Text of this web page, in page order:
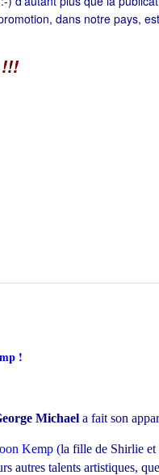
dans notre pays,
!!!
!
Michael a fait son
Kemp (la fille de Shirlie
autres talents artistiques,